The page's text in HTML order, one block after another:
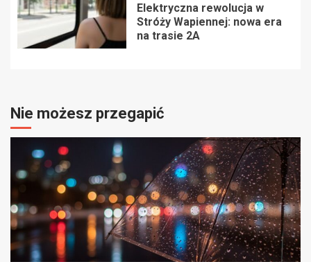
Elektryczna rewolucja w
Stróży Wapiennej: nowa era
na trasie 2A
Nie możesz przegapić